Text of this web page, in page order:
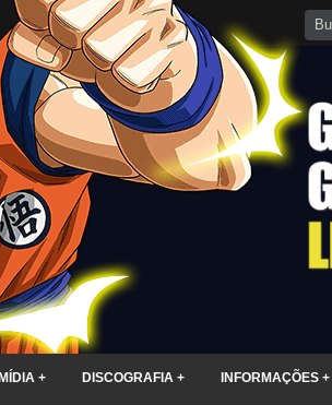
MÍDIA + DISCOGRAFIA + INFORMAÇÕES +